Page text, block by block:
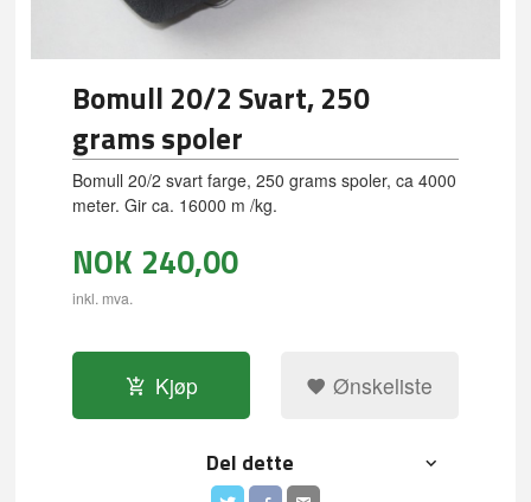
Bomull 20/2 Svart, 250
grams spoler
Bomull 20/2 svart farge, 250 grams spoler, ca 4000
meter. Gir ca. 16000 m /kg.
NOK 240,00
inkl. mva.
Kjøp Ønskeliste
Del dette